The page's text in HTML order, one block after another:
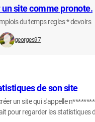
site comme pronote.
du temps regles * devoirs
georges97
de son site
un site qui s'appelle
pour regarder les statistiques